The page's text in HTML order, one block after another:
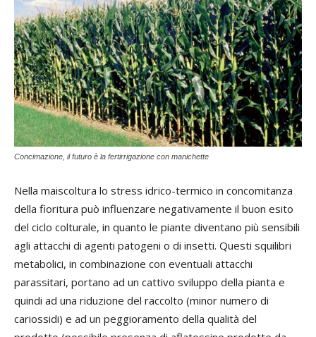
Concimazione, il futuro è la fertirrigazione con manichette
Nella maiscoltura lo stress idrico-termico in concomitanza
della fioritura può influenzare negativamente il buon esito
del ciclo colturale, in quanto le piante diventano più sensibili
agli attacchi di agenti patogeni o di insetti. Questi squilibri
metabolici, in combinazione con eventuali attacchi
parassitari, portano ad un cattivo sviluppo della pianta e
quindi ad una riduzione del raccolto (minor numero di
cariossidi) e ad un peggioramento della qualità del